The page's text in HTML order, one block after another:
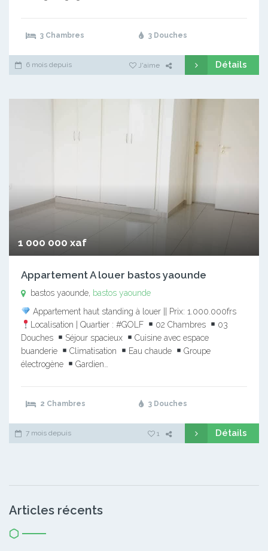
3 Chambres 3 Douches
6 mois depuis J'aime Détails
1 000 000 xaf
Appartement A louer bastos yaounde
bastos yaounde, bastos yaounde
Appartement haut standing à louer || Prix: 1.000.000frs
Localisation | Quartier : #GOLF
02 Chambres
03
Douches
Séjour spacieux
Cuisine avec espace
buanderie
Climatisation Eau chaude
Groupe
électrogène
Gardien…
2 Chambres 3 Douches
7 mois depuis 1 Détails
Articles récents